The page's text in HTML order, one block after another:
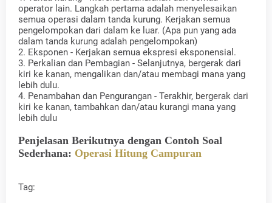
operator lain. Langkah pertama adalah menyelesaikan
semua operasi dalam tanda kurung. Kerjakan semua
pengelompokan dari dalam ke luar. (Apa pun yang ada
dalam tanda kurung adalah pengelompokan)
2. Eksponen - Kerjakan semua ekspresi eksponensial.
3. Perkalian dan Pembagian - Selanjutnya, bergerak dari
kiri ke kanan, mengalikan dan/atau membagi mana yang
lebih dulu.
4. Penambahan dan Pengurangan - Terakhir, bergerak dari
kiri ke kanan, tambahkan dan/atau kurangi mana yang
lebih dulu
Penjelasan Berikutnya dengan Contoh Soal
Sederhana: Operasi Hitung Campuran
Tag: